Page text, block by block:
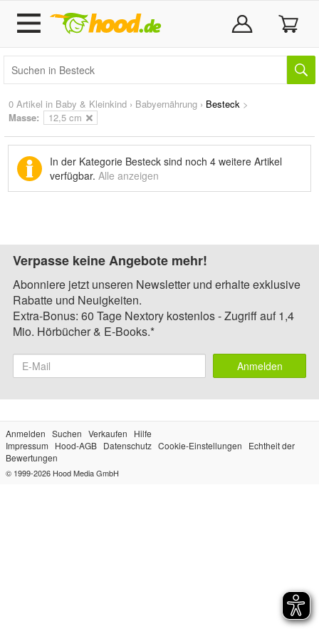
0 Artikel in Baby & Kleinkind › Babyernährung › Besteck >
Masse:
12,5 cm
In der Kategorie Besteck sind noch 4 weitere Artikel
verfügbar. Alle anzeigen
Verpasse keine Angebote mehr!
Abonniere jetzt unseren Newsletter und erhalte exklusive
Rabatte und Neuigkeiten.
Extra-Bonus: 60 Tage Nextory kostenlos - Zugriff auf 1,4
Mio. Hörbücher & E-Books.*
Anmelden
Anmelden Suchen Verkaufen
Hilfe
Impressum
Hood-AGB Datenschutz Cookie-Einstellungen
Echtheit der
Bewertungen
© 1999-2026 Hood Media GmbH